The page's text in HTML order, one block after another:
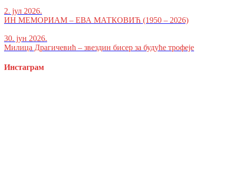
2. јул 2026.
ИН МЕМОРИАМ – ЕВА МАТКОВИЋ (1950 – 2026)
30. јун 2026.
Милица Драгичевић – звездин бисер за будуће трофеје
Инстаграм